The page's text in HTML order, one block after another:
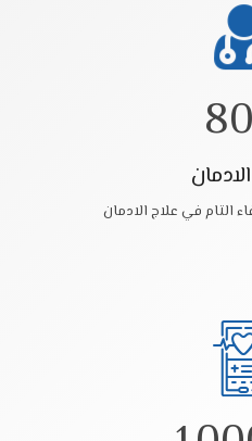
6
7
8
0
0
1
5
6
7
التام في علاج الادمان